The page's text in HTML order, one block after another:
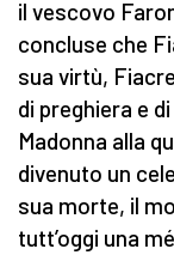
il vescovo
concluse che
sua virtù,
di preghiera e
Madonna alla
divenuto un
sua morte, il
tutt’oggi una